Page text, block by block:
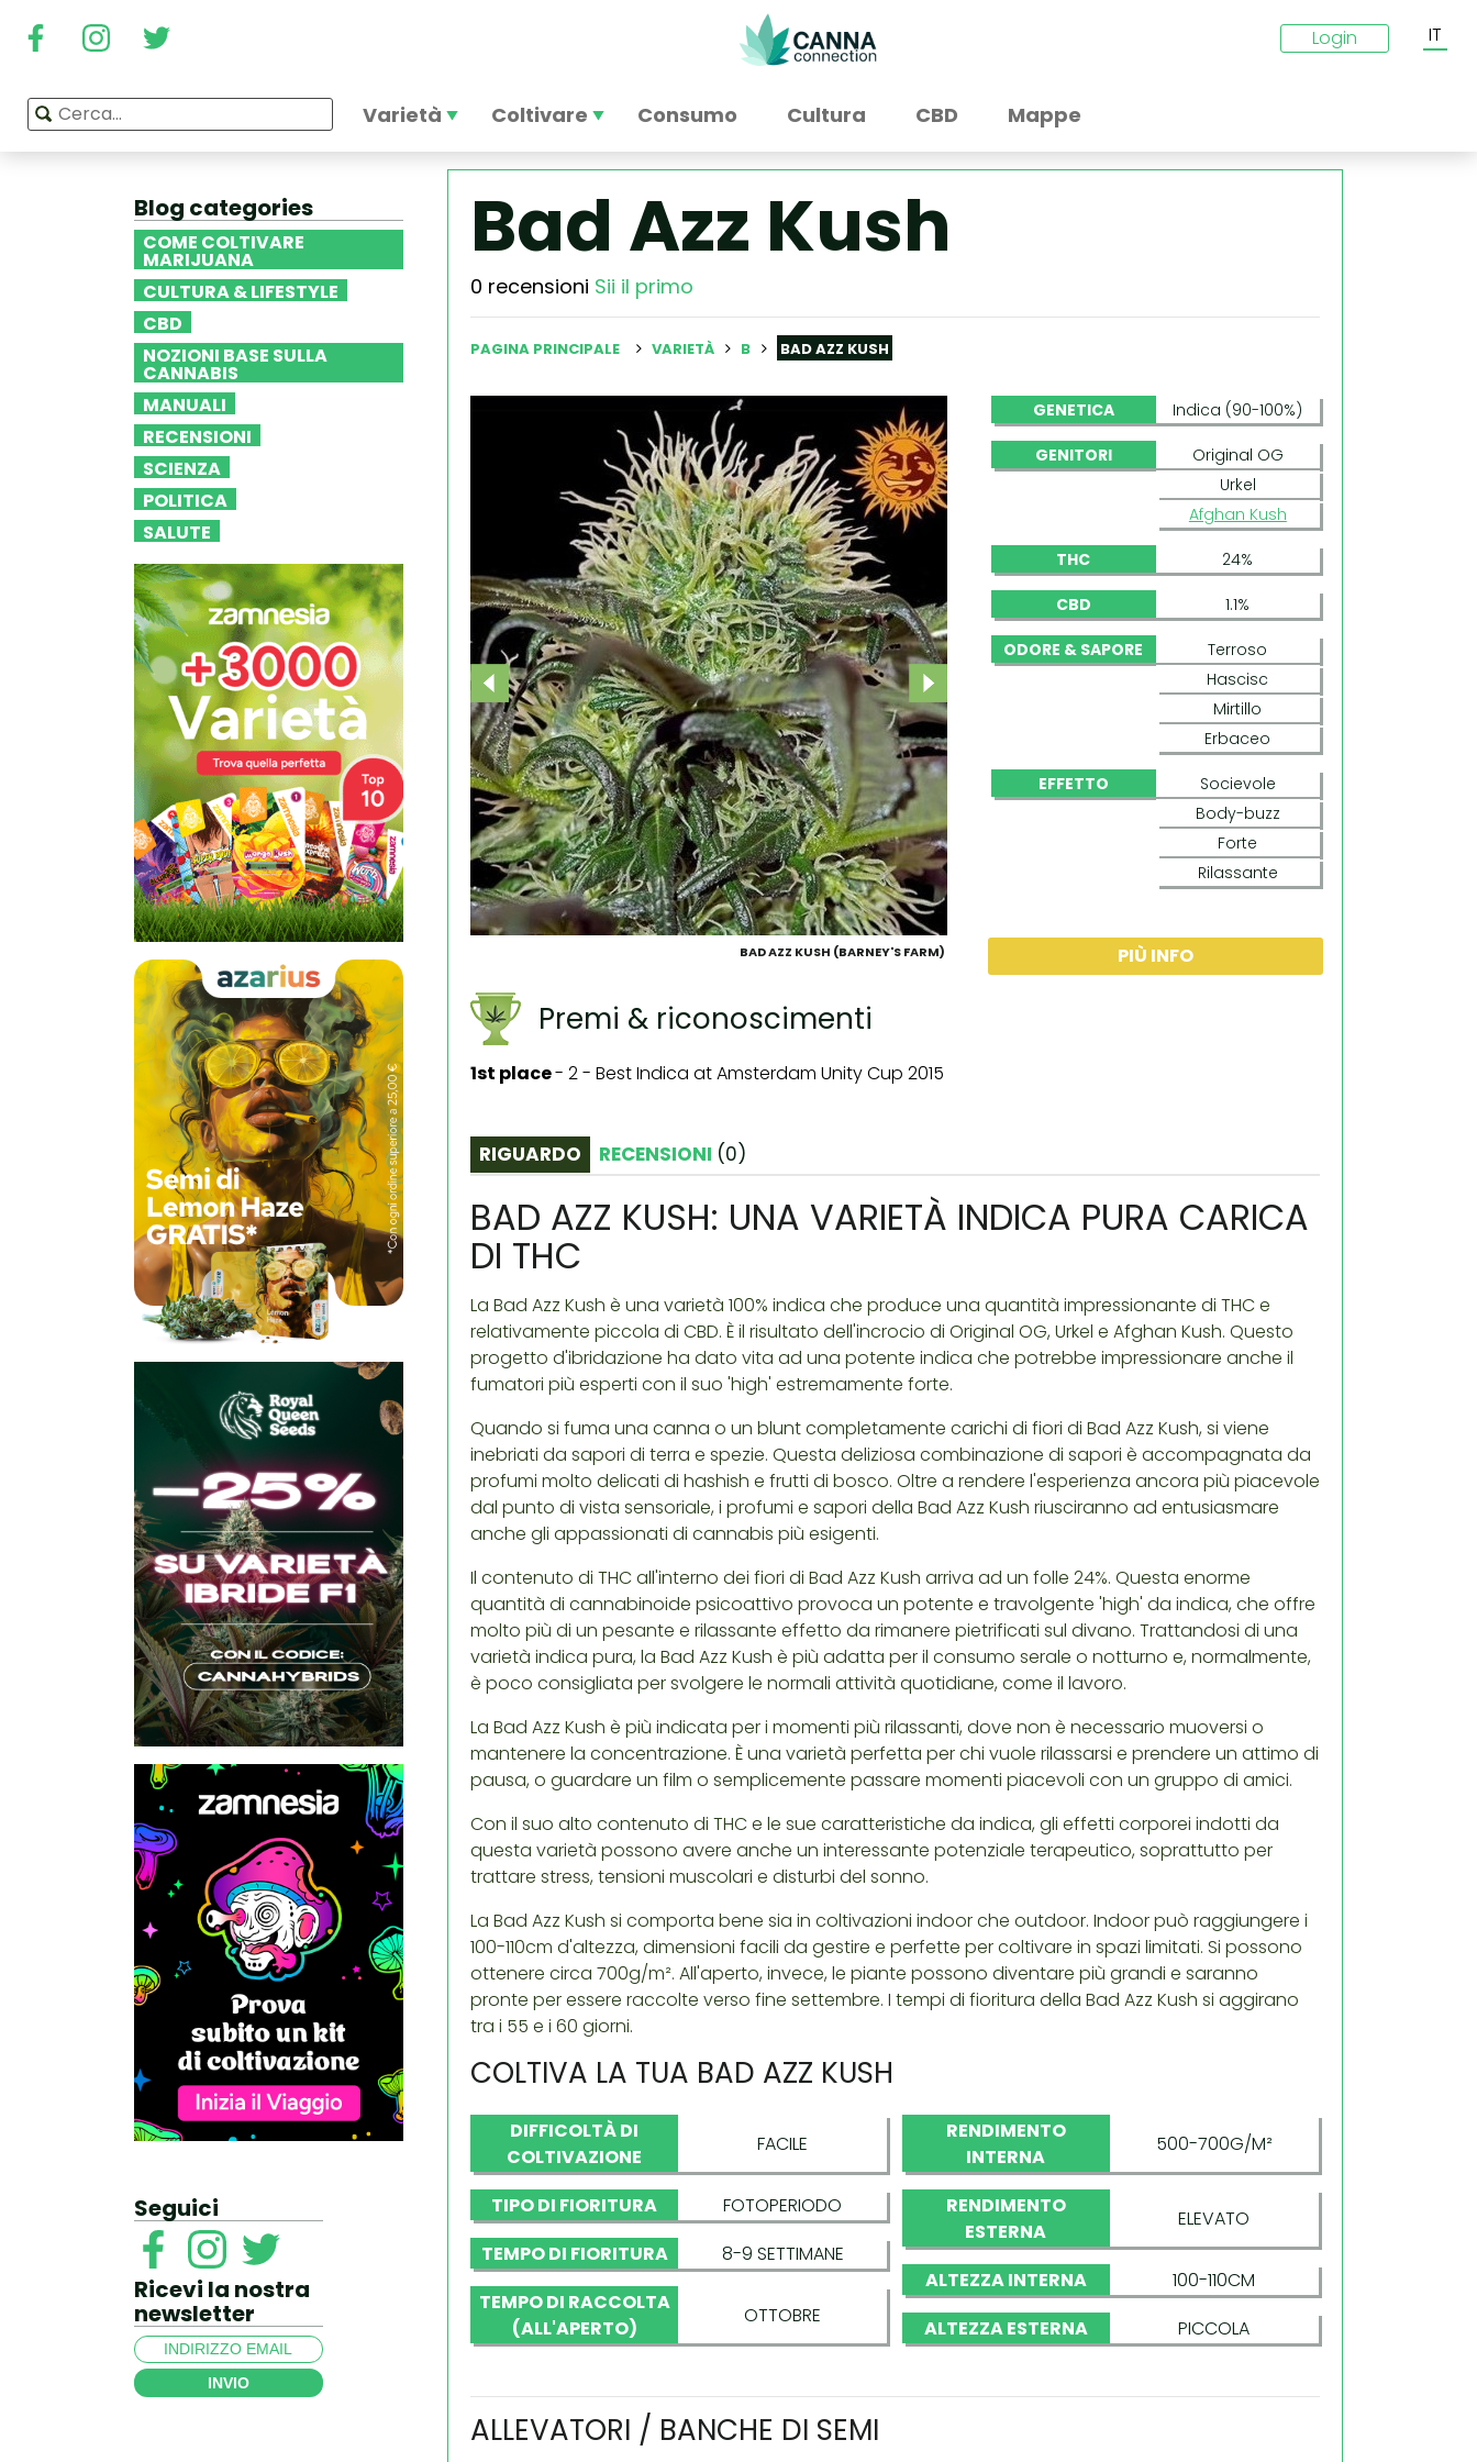
Login IT
Varietà Coltivare Consumo Cultura CBD Mappe
Blog categories
COME COLTIVARE
MARIJUANA
CULTURA & LIFESTYLE
CBD
NOZIONI BASE SULLA
CANNABIS
MANUALI
RECENSIONI
SCIENZA
POLITICA
SALUTE
Seguici
Ricevi la nostra
newsletter
INVIO
Bad Azz Kush
0 recensioni Sii il primo
PAGINA PRINCIPALE VARIETÀ B BAD AZZ KUSH
BAD AZZ KUSH (BARNEY'S FARM)
GENETICA Indica (90-100%)
GENITORI
Original OG
Urkel
Afghan Kush
THC 24%
CBD 1.1%
ODORE & SAPORE
Terroso
Hascisc
Mirtillo
Erbaceo
EFFETTO
Socievole
Body-buzz
Forte
Rilassante
PIÙ INFO
Premi & riconoscimenti
1st place- 2 - Best Indica at Amsterdam Unity Cup 2015
RIGUARDO RECENSIONI (0)
BAD AZZ KUSH: UNA VARIETÀ INDICA PURA CARICA
DI THC
La Bad Azz Kush è una varietà 100% indica che produce una quantità impressionante di THC e
relativamente piccola di CBD. È il risultato dell'incrocio di Original OG, Urkel e Afghan Kush. Questo
progetto d'ibridazione ha dato vita ad una potente indica che potrebbe impressionare anche il
fumatori più esperti con il suo 'high' estremamente forte.
Quando si fuma una canna o un blunt completamente carichi di fiori di Bad Azz Kush, si viene
inebriati da sapori di terra e spezie. Questa deliziosa combinazione di sapori è accompagnata da
profumi molto delicati di hashish e frutti di bosco. Oltre a rendere l'esperienza ancora più piacevole
dal punto di vista sensoriale, i profumi e sapori della Bad Azz Kush riusciranno ad entusiasmare
anche gli appassionati di cannabis più esigenti.
Il contenuto di THC all'interno dei fiori di Bad Azz Kush arriva ad un folle 24%. Questa enorme
quantità di cannabinoide psicoattivo provoca un potente e travolgente 'high' da indica, che offre
molto più di un pesante e rilassante effetto da rimanere pietrificati sul divano. Trattandosi di una
varietà indica pura, la Bad Azz Kush è più adatta per il consumo serale o notturno e, normalmente,
è poco consigliata per svolgere le normali attività quotidiane, come il lavoro.
La Bad Azz Kush è più indicata per i momenti più rilassanti, dove non è necessario muoversi o
mantenere la concentrazione. È una varietà perfetta per chi vuole rilassarsi e prendere un attimo di
pausa, o guardare un film o semplicemente passare momenti piacevoli con un gruppo di amici.
Con il suo alto contenuto di THC e le sue caratteristiche da indica, gli effetti corporei indotti da
questa varietà possono avere anche un interessante potenziale terapeutico, soprattutto per
trattare stress, tensioni muscolari e disturbi del sonno.
La Bad Azz Kush si comporta bene sia in coltivazioni indoor che outdoor. Indoor può raggiungere i
100-110cm d'altezza, dimensioni facili da gestire e perfette per coltivare in spazi limitati. Si possono
ottenere circa 700g/m². All'aperto, invece, le piante possono diventare più grandi e saranno
pronte per essere raccolte verso fine settembre. I tempi di fioritura della Bad Azz Kush si aggirano
tra i 55 e i 60 giorni.
COLTIVA LA TUA BAD AZZ KUSH
DIFFICOLTÀ DI
COLTIVAZIONE
FACILE
TIPO DI FIORITURA
FOTOPERIODO
TEMPO DI FIORITURA
8-9 SETTIMANE
TEMPO DI RACCOLTA
(ALL'APERTO)
OTTOBRE
RENDIMENTO
INTERNA
500-700G/M²
RENDIMENTO
ESTERNA
ELEVATO
ALTEZZA INTERNA
100-110CM
ALTEZZA ESTERNA
PICCOLA
ALLEVATORI / BANCHE DI SEMI